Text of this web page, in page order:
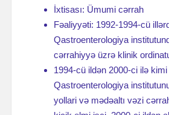
İxtisası: Ümumi cərrah
Fəaliyyəti: 1992-1994-cü
Qastroenterologiya
cərrahiyyə üzrə klinik
1994-cü ildən 2000-ci ilə kimi
Qastroenterologiya
yollari və mədəaltı vəzi